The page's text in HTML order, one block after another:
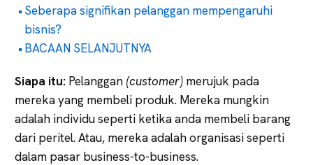
Seberapa signifikan pelanggan mempengaruhi
bisnis?
BACAAN SELANJUTNYA
Siapa itu: Pelanggan (customer) merujuk pada
mereka yang membeli produk. Mereka mungkin
adalah individu seperti ketika anda membeli barang
dari peritel. Atau, mereka adalah organisasi seperti
dalam pasar business-to-business.